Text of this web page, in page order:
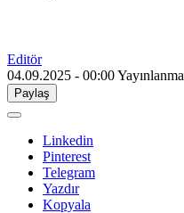
Editör
04.09.2025 - 00:00Yayınlanma
Paylaş
Linkedin
Pinterest
Telegram
Yazdır
Kopyala